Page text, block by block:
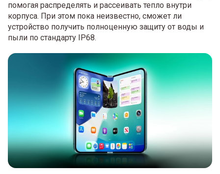
помогая распределять и рассеивать тепло внутри
корпуса. При этом пока неизвестно, сможет ли
устройство получить полноценную защиту от воды и
пыли по стандарту IP68.